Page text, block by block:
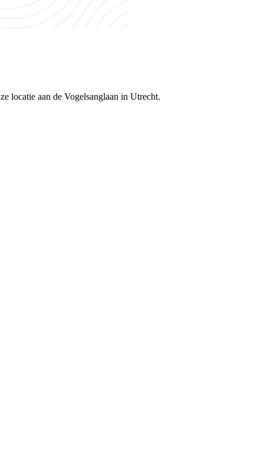
locatie aan de Vogelsanglaan in Utrecht.